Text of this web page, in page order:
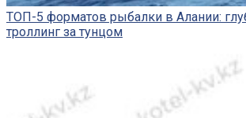
ТОП-5 форматов рыбалки в Алании:
троллинг за тунцом